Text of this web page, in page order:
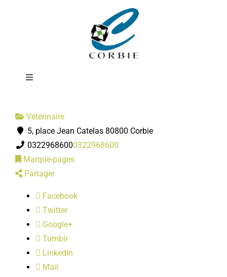
Toggle
DÉMARCHES ADMINISTRATIVES
SERVICES MUNICIPAUX
PRATIQUE
LOISIRS
PUBLICATIONS
DAILLY &
DELEFORTRIE
Vétérinaire
5, place Jean Catelas 80800 Corbie
03229686000322968600
Marque-pages
Partager
Facebook
Twitter
Google+
Tumblr
LinkedIn
Mail